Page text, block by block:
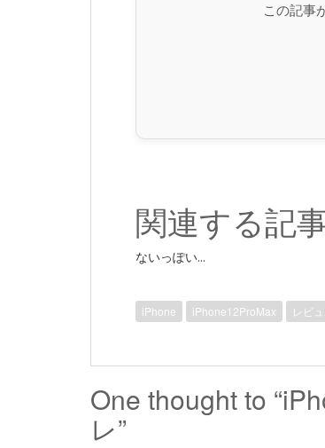
この記事
関連する記事
ないっぽい...
iPhone iPhone12ProMax レビ
One thought to
レ”